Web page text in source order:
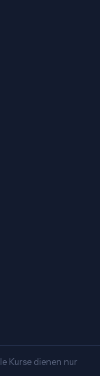
Kurse dienen nur